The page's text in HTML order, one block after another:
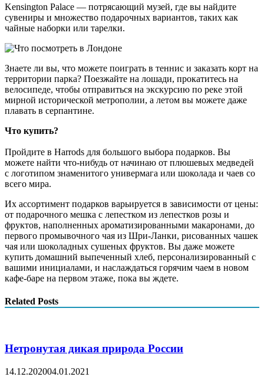
Kensington Palace — потрясающий музей, где вы найдите
сувениры и множество подарочных вариантов, таких как
чайные наборки или тарелки.
Знаете ли вы, что можете поиграть в теннис и заказать корт на
территории парка? Поезжайте на лошади, прокатитесь на
велосипеде, чтобы отправиться на экскурсию по реке этой
мирной исторической метрополии, а летом вы можете даже
плавать в серпантине.
Что купить?
Пройдите в Harrods для большого выбора подарков. Вы
можете найти что-нибудь от начинаю от плюшевых медведей
с логотипом знаменитого универмага или шоколада и чаев со
всего мира.
Их ассортимент подарков варьируется в зависимости от цены:
от подарочного мешка с лепестком из лепестков розы и
фруктов, наполненных ароматизированными макаронами, до
первого промывочного чая из Шри-Ланки, рисованных чашек
чая или шоколадных сушеных фруктов. Вы даже можете
купить домашний выпеченный хлеб, персонализированный с
вашими инициалами, и наслаждаться горячим чаем в новом
кафе-баре на первом этаже, пока вы ждете.
Related Posts
Нетронутая дикая природа России
14.12.202004.01.2021